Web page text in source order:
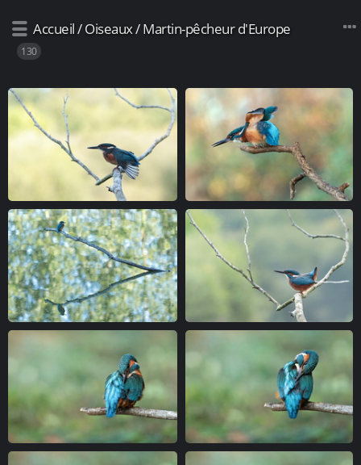
Accueil/Oiseaux/Martin-pêcheur d'Europe
130